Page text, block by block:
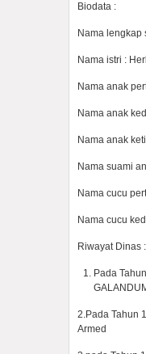
Biodata :
Nama lengkap
Nama istri :
Nama anak
Nama anak
Nama anak
Nama suami
Nama cucu
Nama cucu
Riwayat Dinas :
Pada
2.Pada Tahun
Armed